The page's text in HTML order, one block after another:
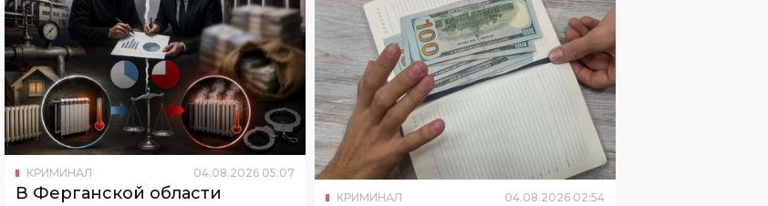
КРИМИНАЛ 04.08.2026 05:07
В Ферганской области
КРИМИНАЛ 04.08.2026 02:54